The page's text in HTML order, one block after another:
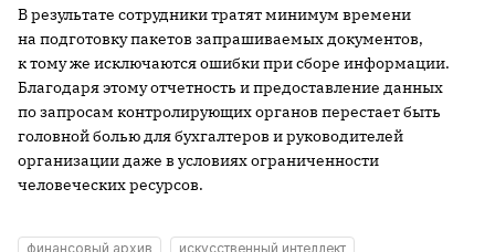
В результате сотрудники тратят минимум времени
на подготовку пакетов запрашиваемых документов,
к тому же исключаются ошибки при сборе информации.
Благодаря этому отчетность и предоставление данных
по запросам контролирующих органов перестает быть
головной болью для бухгалтеров и руководителей
организации даже в условиях ограниченности
человеческих ресурсов.
финансовый архив
искусственный интеллект